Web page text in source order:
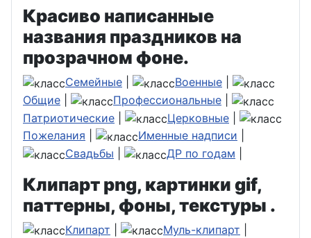
Красиво написанные
названия праздников на
прозрачном фоне.
Семейные Военные
Общие
Профессиональные
Патриотические
Церковные
Пожелания
Именные надписи
Свадьбы
ДР по годам
Клипарт png, картинки gif,
паттерны, фоны, текстуры .
Клипарт Муль-клипарт